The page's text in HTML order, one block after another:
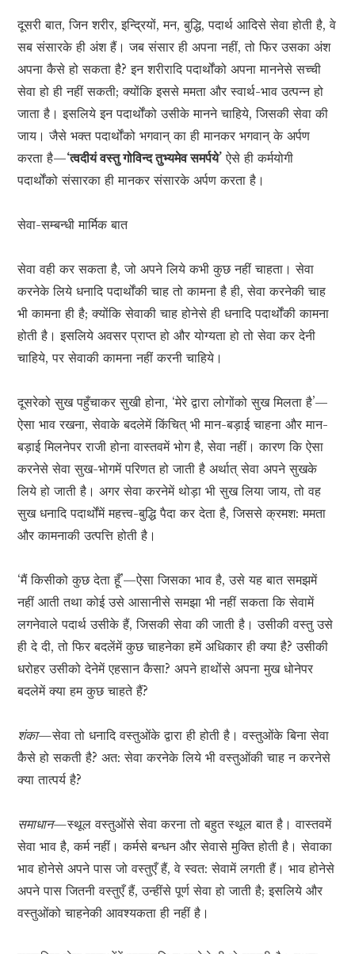
दूसरी बात, जिन शरीर, इन्द्रियों, मन, बुद्धि, पदार्थ आदिसे सेवा होती है, वे
सब संसारके ही अंश हैं। जब संसार ही अपना नहीं, तो फिर उसका अंश
अपना कैसे हो सकता है? इन शरीरादि पदार्थोंको अपना माननेसे सच्ची
सेवा हो ही नहीं सकती; क्योंकि इससे ममता और स्वार्थ-भाव उत्पन्न हो
जाता है। इसलिये इन पदार्थोंको उसीके मानने चाहिये, जिसकी सेवा की
जाय। जैसे भक्त पदार्थोंको भगवान् का ही मानकर भगवान् के अर्पण
करता है—‘त्वदीयं वस्तु गोविन्द तुभ्यमेव समर्पये’ ऐसे ही कर्मयोगी
पदार्थोंको संसारका ही मानकर संसारके अर्पण करता है।
सेवा-सम्बन्धी मार्मिक बात
सेवा वही कर सकता है, जो अपने लिये कभी कुछ नहीं चाहता। सेवा
करनेके लिये धनादि पदार्थोंकी चाह तो कामना है ही, सेवा करनेकी चाह
भी कामना ही है; क्योंकि सेवाकी चाह होनेसे ही धनादि पदार्थोंकी कामना
होती है। इसलिये अवसर प्राप्त हो और योग्यता हो तो सेवा कर देनी
चाहिये, पर सेवाकी कामना नहीं करनी चाहिये।
दूसरेको सुख पहुँचाकर सुखी होना, ‘मेरे द्वारा लोगोंको सुख मिलता है’—
ऐसा भाव रखना, सेवाके बदलेमें किंचित् भी मान-बड़ाई चाहना और मान-
बड़ाई मिलनेपर राजी होना वास्तवमें भोग है, सेवा नहीं। कारण कि ऐसा
करनेसे सेवा सुख-भोगमें परिणत हो जाती है अर्थात् सेवा अपने सुखके
लिये हो जाती है। अगर सेवा करनेमें थोड़ा भी सुख लिया जाय, तो वह
सुख धनादि पदार्थोंमें महत्त्व-बुद्धि पैदा कर देता है, जिससे क्रमश: ममता
और कामनाकी उत्पत्ति होती है।
‘मैं किसीको कुछ देता हूँ’—ऐसा जिसका भाव है, उसे यह बात समझमें
नहीं आती तथा कोई उसे आसानीसे समझा भी नहीं सकता कि सेवामें
लगनेवाले पदार्थ उसीके हैं, जिसकी सेवा की जाती है। उसीकी वस्तु उसे
ही दे दी, तो फिर बदलेंमें कुछ चाहनेका हमें अधिकार ही क्या है? उसीकी
धरोहर उसीको देनेमें एहसान कैसा? अपने हाथोंसे अपना मुख धोनेपर
बदलेमें क्या हम कुछ चाहते हैं?
शंका—सेवा तो धनादि वस्तुओंके द्वारा ही होती है। वस्तुओंके बिना सेवा
कैसे हो सकती है? अत: सेवा करनेके लिये भी वस्तुओंकी चाह न करनेसे
क्या तात्पर्य है?
समाधान—स्थूल वस्तुओंसे सेवा करना तो बहुत स्थूल बात है। वास्तवमें
सेवा भाव है, कर्म नहीं। कर्मसे बन्धन और सेवासे मुक्ति होती है। सेवाका
भाव होनेसे अपने पास जो वस्तुएँ हैं, वे स्वत: सेवामें लगती हैं। भाव होनेसे
अपने पास जितनी वस्तुएँ हैं, उन्हींसे पूर्ण सेवा हो जाती है; इसलिये और
वस्तुओंको चाहनेकी आवश्यकता ही नहीं है।